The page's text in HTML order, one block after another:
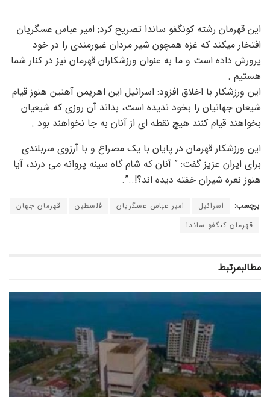
این قهرمان رشته کونگفو ساندا تصریح کرد: امیر عباس عسگریان
افتخار میکند که غزه همچون شیر مردان غیورمندی را در خود
پرورش داده است و ما به عنوان ورزشکاران قهرمان نیز در کنار شما
هستیم .
این ورزشکار با اخلاق افزود: اسرائیل این اهریمن آهنین هنوز قیام
شیعان جهانیان را بخود ندیده است، بداند آن روزی که شیعیان
بخواهند قیام کنند هیچ نقطه ای از آنان به جا نخواهند بود .
این ورزشکار قهرمان در پایان با یک مصراع و با آرزوی سربلندی
برای ایران عزیز گفت: ” آنان که شام گاه سینه پروانه می درند، آیا
هنوز نعره شیران خفته دیده اند؟!..”.
برچسب: اسرائیل امیر عباس عسگریان فلسطین
قهرمان جهان
قهرمان کنگفو ساندا
مطالبمرتبط